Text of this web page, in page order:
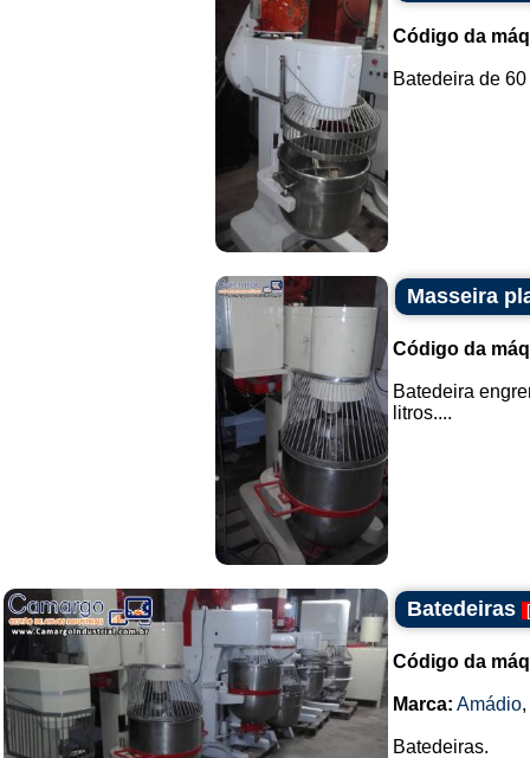
Código da
Batedeira de
Masseira
Código da
Batedeira
litros....
Batedeiras [
Código da
Marca: Amádio,
Batedeiras.